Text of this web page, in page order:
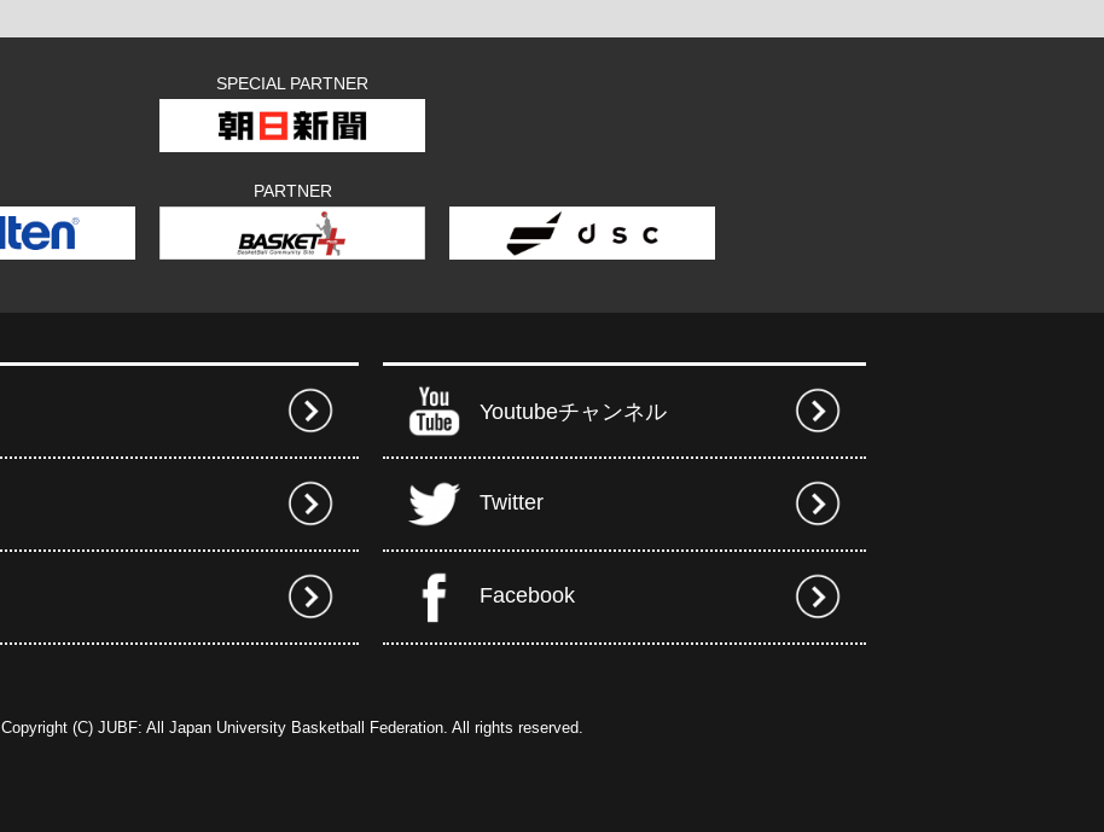
SPECIAL PARTNER
PARTNER
Youtubeチャンネル
Twitter
Facebook
Copyright (C) JUBF: All Japan University Basketball Federation. All rights reserved.